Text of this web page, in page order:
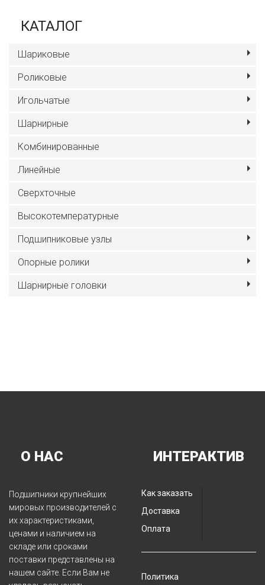
КАТАЛОГ
Шариковые
Роликовые
Игольчатые
Шарнирные
Комбинированные
Линейные
Сверхточные
Высокотемпературные
Подшипниковые узлы
Опорные ролики
Шарнирные головки
О НАС
Подшипники крупнейших
мировых производителей с
их характеристиками,
ценами и наличием на
складе или сроками
поставки представлены на
нашем сайте. Если Вам не
ИНТЕРАКТИВ
Как заказать
Доставка
Оплата
Политика